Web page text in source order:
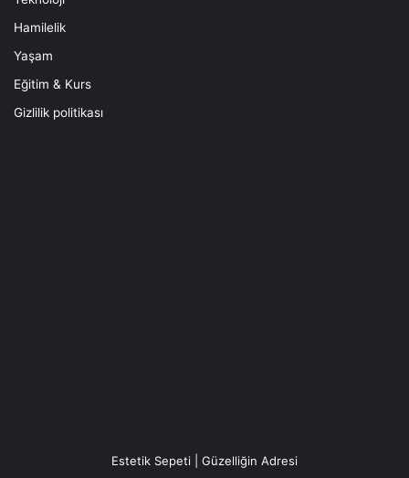
Hamilelik
Yaşam
Eğitim & Kurs
Gizlilik politikası
Estetik Sepeti | Güzelliğin Adresi